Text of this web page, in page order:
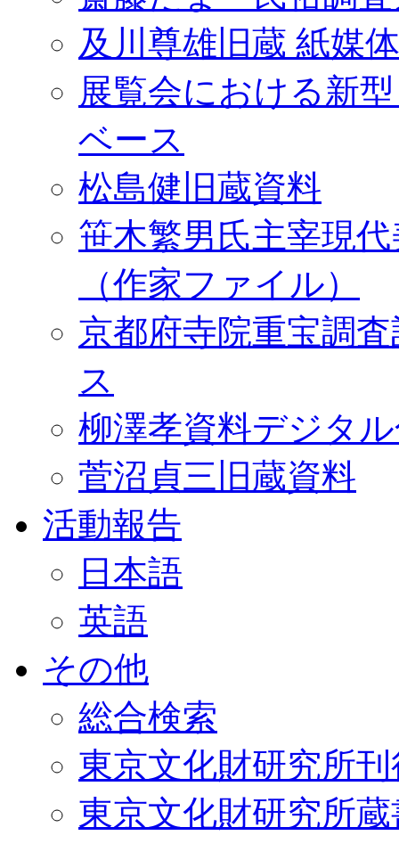
及川尊雄旧蔵 紙媒
展覧会における新
ベース
松島健旧蔵資料
笹木繁男氏主宰現
（作家ファイル）
京都府寺院重宝調
ス
柳澤孝資料デジタ
菅沼貞三旧蔵資料
活動報告
日本語
英語
その他
総合検索
東京文化財研究所
東京文化財研究所